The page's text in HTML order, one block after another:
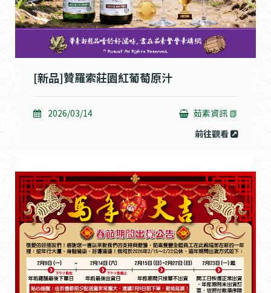
[新品]贊羅索莊園紅葡萄原汁
2026/03/14
茹素資訊 📗
前往觀看